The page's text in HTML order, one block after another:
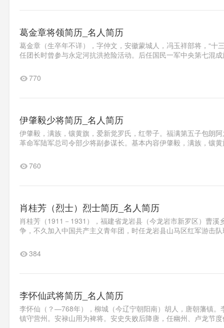
葛金章将领简历_名人简历
葛金章（生卒年不详），字仲文，安徽蒙城人，冯玉祥部将，“
任团长时曾参与永定河抗洪抢险活动。后任国民一军中央第七混
770
伊肇毅少将简历_名人简历
伊肇毅，满族，镶黄旗，爱新觉罗氏，红带子。福满第五子包朗
革命军陆军总司令部少将副参谋长。基本内容伊肇毅，满族，镶
760
肖桂芳（烈士）烈士简历_名人简历
肖桂芳（1911－1931），福建省龙岩县（今龙岩市新罗区）曹
争，不久加入中国共产主义青年团，时任龙岩县山马区红军游击
384
李怀仙武将简历_名人简历
李怀仙（？―768年），柳城（今辽宁朝阳南）胡人，唐朝藩
镇守营州。安禄山用为裨将。安史失败后降唐，任幽州、卢龙节